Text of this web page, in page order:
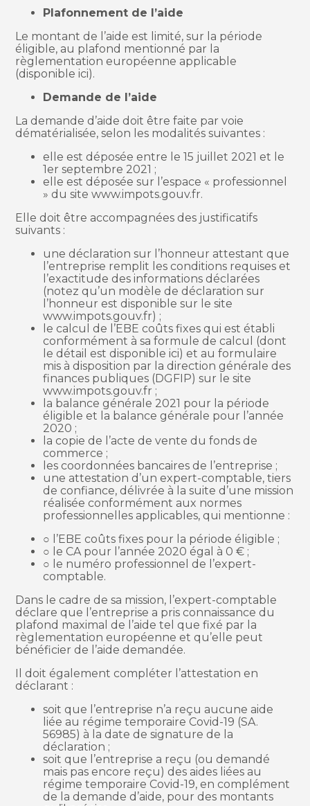
Plafonnement de l’aide
Le montant de l’aide est limité, sur la période
éligible, au plafond mentionné par la
règlementation européenne applicable
(disponible ici).
Demande de l’aide
La demande d’aide doit être faite par voie
dématérialisée, selon les modalités suivantes :
elle est déposée entre le 15 juillet 2021 et le
1er septembre 2021 ;
elle est déposée sur l’espace « professionnel
» du site www.impots.gouv.fr.
Elle doit être accompagnées des justificatifs
suivants :
une déclaration sur l’honneur attestant que
l’entreprise remplit les conditions requises et
l’exactitude des informations déclarées
(notez qu’un modèle de déclaration sur
l’honneur est disponible sur le site
www.impots.gouv.fr) ;
le calcul de l’EBE coûts fixes qui est établi
conformément à sa formule de calcul (dont
le détail est disponible ici) et au formulaire
mis à disposition par la direction générale des
finances publiques (DGFIP) sur le site
www.impots.gouv.fr ;
la balance générale 2021 pour la période
éligible et la balance générale pour l’année
2020 ;
la copie de l’acte de vente du fonds de
commerce ;
les coordonnées bancaires de l’entreprise ;
une attestation d’un expert-comptable, tiers
de confiance, délivrée à la suite d’une mission
réalisée conformément aux normes
professionnelles applicables, qui mentionne :
○ l’EBE coûts fixes pour la période éligible ;
○ le CA pour l’année 2020 égal à 0 € ;
○ le numéro professionnel de l’expert-
comptable.
Dans le cadre de sa mission, l’expert-comptable
déclare que l’entreprise a pris connaissance du
plafond maximal de l’aide tel que fixé par la
règlementation européenne et qu’elle peut
bénéficier de l’aide demandée.
Il doit également compléter l’attestation en
déclarant :
soit que l’entreprise n’a reçu aucune aide
liée au régime temporaire Covid-19 (SA.
56985) à la date de signature de la
déclaration ;
soit que l’entreprise a reçu (ou demandé
mais pas encore reçu) des aides liées au
régime temporaire Covid-19, en complément
de la demande d’aide, pour des montants